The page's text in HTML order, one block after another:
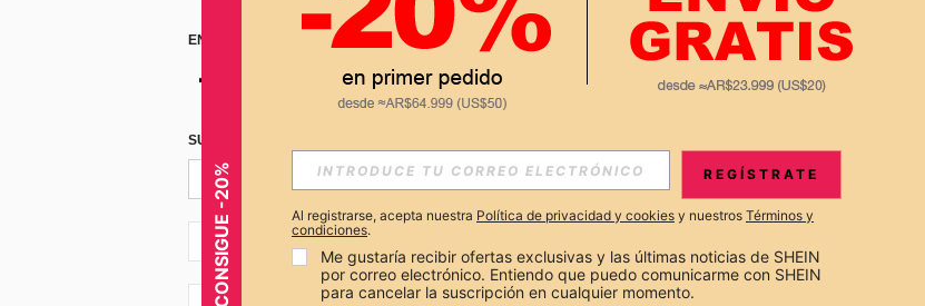
ENCUÉNTRANOS EN APP
SUSCRÍBETE PARA RECIBIR OFERTAS EXCLUSIVAS, PROMOCIONES Y NOTICIAS DE SHEIN
Suscribir
AR + 54
CONSIGUE -20% REGÍSTRATE
Al registrarse, acepta nuestra Política de privacidad y cookies y nuestros Términos y
condiciones.
Me gustaría recibir ofertas exclusivas y las últimas noticias de SHEIN
por correo electrónico. Entiendo que puedo comunicarme con SHEIN
para cancelar la suscripción en cualquier momento.